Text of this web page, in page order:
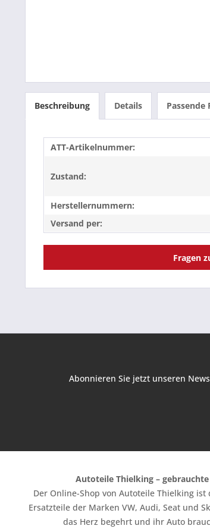
Beschreibung Details Passende
ATT-Artikelnummer:
Zustand:
Herstellernummern:
Versand per:
Fragen
Abonnieren Sie jetzt unseren
Autoteile Thielking –
Der Online-Shop von Autoteile Thielking
Ersatzteile der Marken VW, Audi, Seat und
das Herz begehrt und ihr Auto